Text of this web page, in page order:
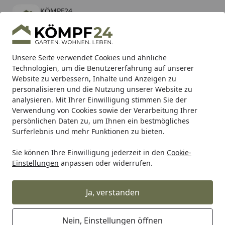
Unsere Seite verwendet Cookies und ähnliche
Technologien, um die Benutzererfahrung auf unserer
Website zu verbessern, Inhalte und Anzeigen zu
personalisieren und die Nutzung unserer Website zu
analysieren. Mit Ihrer Einwilligung stimmen Sie der
Verwendung von Cookies sowie der Verarbeitung Ihrer
persönlichen Daten zu, um Ihnen ein bestmögliches
Surferlebnis und mehr Funktionen zu bieten.
Sie können Ihre Einwilligung jederzeit in den Cookie-
Einstellungen anpassen oder widerrufen.
Ja, verstanden
Nein, Einstellungen öffnen
KÖMPF24
kostenlos - Im App Store
Hotline
Alle Produkte
Mein Konto
Suchen
Karibu Pools inkl. gratis Sandfilteranlage & Pool-
Starterset (Gesamtwert bis 468,99€)
Startseite
Shad Gepäck SHAD Top Master Befestigungssatz
SHAD Top Master Befestigungssatz